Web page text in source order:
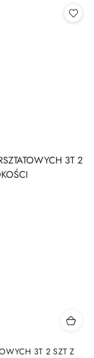
3T 2 SZT Z